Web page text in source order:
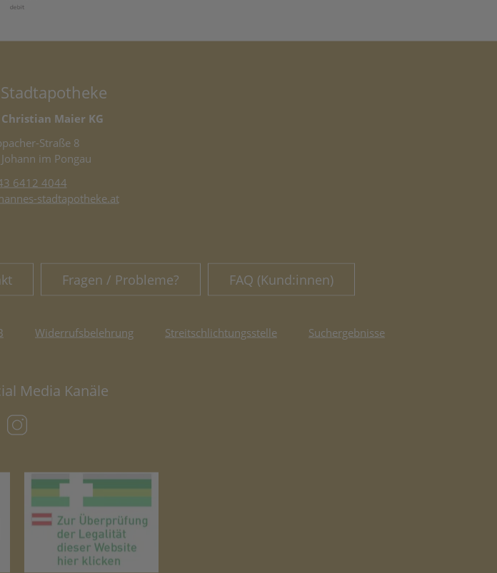
Maier KG
Straße 8
im Pongau
6412 4044
stadtapotheke.at
Fragen / Probleme? FAQ (Kund:innen)
Widerrufsbelehrung Streitschlichtungsstelle Suchergebnisse
Media Kanäle
(öffnet in neuem Tab)